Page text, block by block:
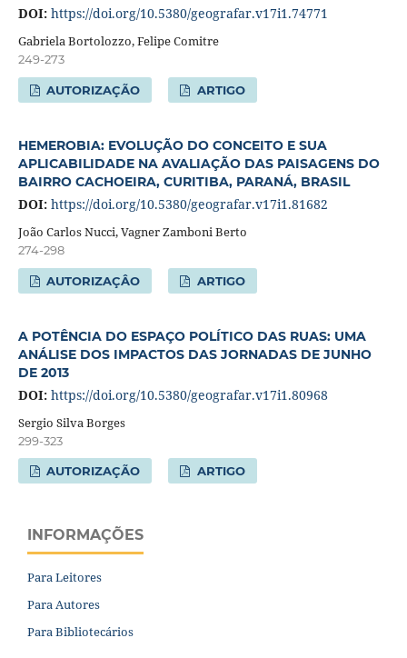
DOI: https://doi.org/10.5380/geografar.v17i1.74771
Gabriela Bortolozzo, Felipe Comitre
249-273
AUTORIZAÇÃO ARTIGO
HEMEROBIA: EVOLUÇÃO DO CONCEITO E SUA
APLICABILIDADE NA AVALIAÇÃO DAS PAISAGENS DO
BAIRRO CACHOEIRA, CURITIBA, PARANÁ, BRASIL
DOI: https://doi.org/10.5380/geografar.v17i1.81682
João Carlos Nucci, Vagner Zamboni Berto
274-298
AUTORIZAÇÂO ARTIGO
A POTÊNCIA DO ESPAÇO POLÍTICO DAS RUAS: UMA
ANÁLISE DOS IMPACTOS DAS JORNADAS DE JUNHO
DE 2013
DOI: https://doi.org/10.5380/geografar.v17i1.80968
Sergio Silva Borges
299-323
AUTORIZAÇÃO ARTIGO
INFORMAÇÕES
Para Leitores
Para Autores
Para Bibliotecários